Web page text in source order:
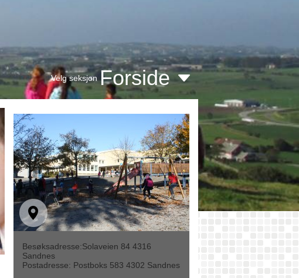
Velg seksjon Forside
Besøksadresse:Solaveien 84 4316
Sandnes
Postadresse: Postboks 583 4302 Sandnes